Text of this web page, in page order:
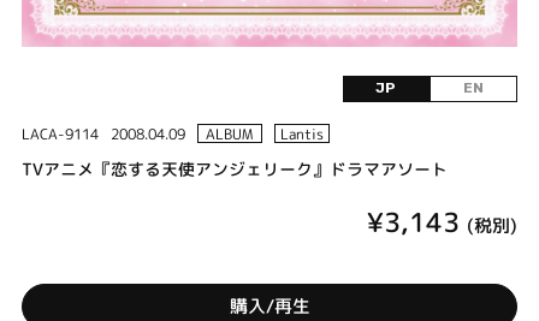
JP EN
LACA-9114 2008.04.09 ALBUM Lantis
TVアニメ『恋する天使アンジェリーク』ドラマアソート
¥3,143 (税別)
購入/再生